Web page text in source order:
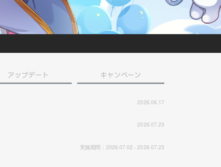
アップデート キャンペーン
2026.06.17
2026.07.23
実施期間：2026.07.02 - 2026.07.23